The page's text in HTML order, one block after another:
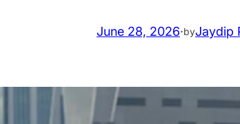
June 28, 2026·byJaydip